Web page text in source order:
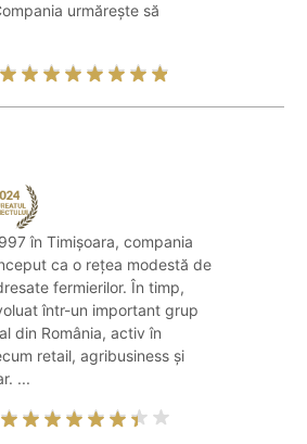
urmărește să
în Timișoara, compania
ca o rețea modestă de
fermierilor. În timp,
într-un important grup
din România, activ în
retail, agribusiness și
...